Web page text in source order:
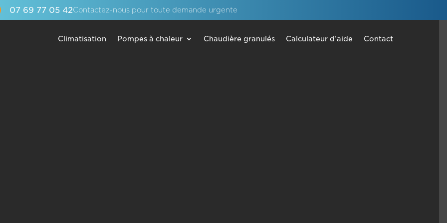
07 69 77 05 42Contactez-nous pour toute demande urgente
Climatisation Pompes à chaleur Chaudière granulés Calculateur d’aide Contact